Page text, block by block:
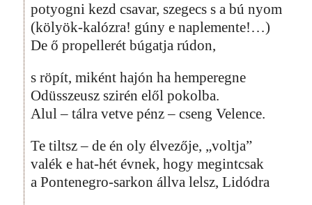
potyogni kezd csavar, szegecs s a bú nyom
(kölyök-kalózra! gúny e naplemente!…)
De ő propellerét búgatja rúdon,
s röpít, miként hajón ha hemperegne
Odüsszeusz szirén elől pokolba.
Alul – tálra vetve pénz – cseng Velence.
Te tiltsz – de én oly élvezője, „voltja”
valék e hat-hét évnek, hogy megintcsak
a Pontenegro-sarkon állva lelsz, Lidódra